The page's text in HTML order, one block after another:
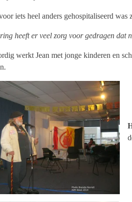
iets heel anders gehospitaliseerd was
heeft er veel zorg voor gedragen dat
werkt Jean met jonge kinderen en